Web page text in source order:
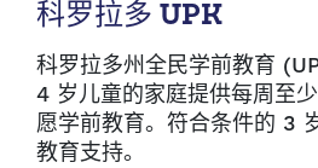
科罗拉多 UPK
科罗拉多州全民学前教育
4 岁儿童的家庭提供每周至
愿学前教育。符合条件的 3
教育支持。